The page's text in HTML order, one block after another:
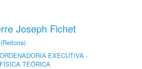
Joseph Fichet
EXECUTIVA -
TEÓRICA